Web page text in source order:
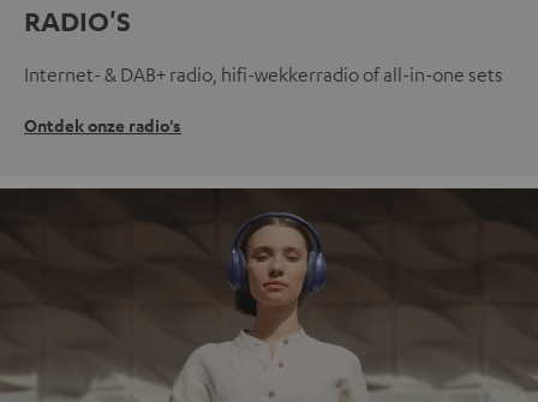
RADIO'S
Internet- & DAB+ radio, hifi-wekkerradio of all-in-one sets
Ontdek onze radio's